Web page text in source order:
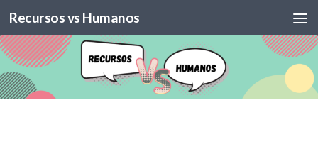
Skip to content
Recursos vs Humanos